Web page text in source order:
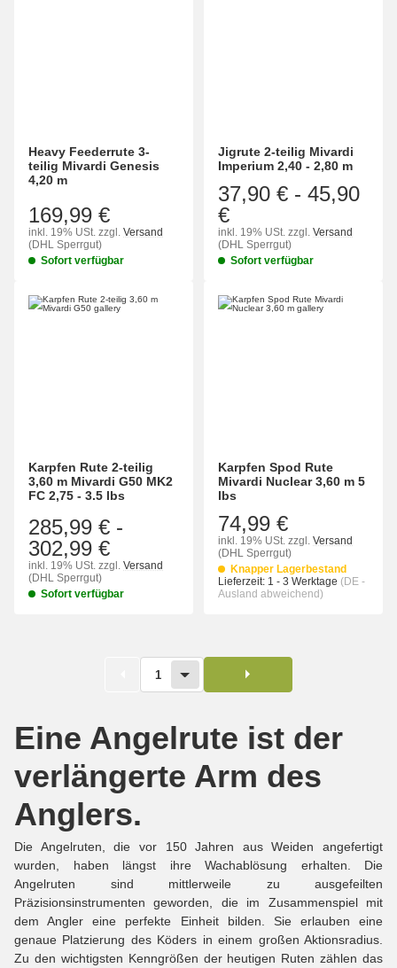
Heavy Feederrute 3-
teilig Mivardi Genesis
4,20 m
169,99 €
inkl. 19% USt. zzgl. Versand
(DHL Sperrgut)
Sofort verfügbar
Jigrute 2-teilig Mivardi
Imperium 2,40 - 2,80 m
37,90 € - 45,90
€
inkl. 19% USt. zzgl. Versand
(DHL Sperrgut)
Sofort verfügbar
Karpfen Rute 2-teilig
3,60 m Mivardi G50 MK2
FC 2,75 - 3.5 lbs
285,99 € -
302,99 €
inkl. 19% USt. zzgl. Versand
(DHL Sperrgut)
Sofort verfügbar
Karpfen Spod Rute
Mivardi Nuclear 3,60 m 5
lbs
74,99 €
inkl. 19% USt. zzgl. Versand
(DHL Sperrgut)
Knapper Lagerbestand
Lieferzeit: 1 - 3 Werktage (DE -
Ausland abweichend)
1
Eine Angelrute ist der
verlängerte Arm des
Anglers.
Die Angelruten, die vor 150 Jahren aus Weiden angefertigt
wurden, haben längst ihre Wachablösung erhalten. Die
Angelruten sind mittlerweile zu ausgefeilten
Präzisionsinstrumenten geworden, die im Zusammenspiel mit
dem Angler eine perfekte Einheit bilden. Sie erlauben eine
genaue Platzierung des Köders in einem großen Aktionsradius.
Zu den wichtigsten Kenngrößen der heutigen Ruten zählen das